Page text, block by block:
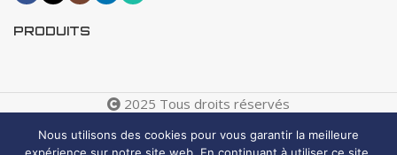
PRODUITS
2025 Tous droits réservés
Nous utilisons des cookies pour vous garantir la meilleure